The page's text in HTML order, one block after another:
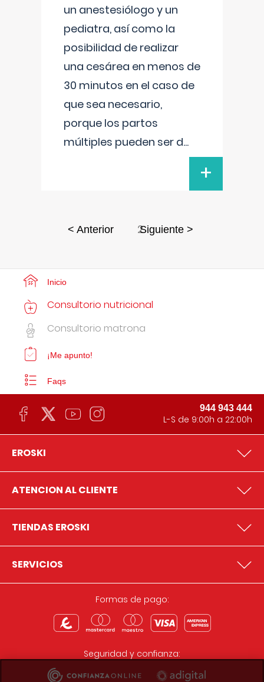
un anestesiólogo y un
pediatra, así como la
posibilidad de realizar
una cesárea en menos de
30 minutos en el caso de
que sea necesario,
porque los partos
múltiples pueden ser d...
+
< Anterior 2Siguiente >
Inicio
Consultorio nutricional
Consultorio matrona
¡Me apunto!
Faqs
944 943 444
L-S de 9:00h a 22:00h
EROSKI
ATENCION AL CLIENTE
TIENDAS EROSKI
SERVICIOS
Formas de pago:
Seguridad y confianza: